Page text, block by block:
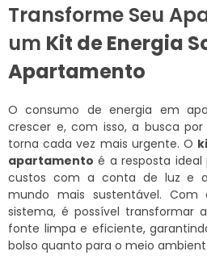
Transforme Seu
um Kit de Energia
Apartamento
O consumo de energia em
crescer e, com isso, a busca
torna cada vez mais urgente. O
apartamento é a resposta ideal
custos com a conta de luz e
mundo mais sustentável. Com
sistema, é possível transformar
fonte limpa e eficiente,
bolso quanto para o meio